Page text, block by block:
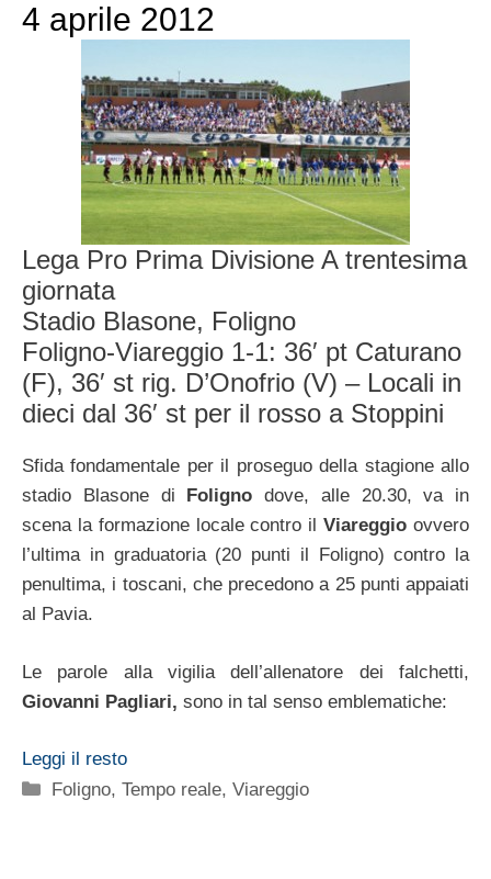
4 aprile 2012
Lega Pro Prima Divisione A trentesima
giornata
Stadio Blasone, Foligno
Foligno-Viareggio 1-1: 36′ pt Caturano
(F), 36′ st rig. D’Onofrio (V) – Locali in
dieci dal 36′ st per il rosso a Stoppini
Sfida fondamentale per il proseguo della stagione allo
stadio Blasone di Foligno dove, alle 20.30, va in
scena la formazione locale contro ilViareggio ovvero
l’ultima in graduatoria (20 punti il Foligno) contro la
penultima, i toscani, che precedono a 25 punti appaiati
al Pavia.
Le parole alla vigilia dell’allenatore dei falchetti,
Giovanni Pagliari, sono in tal senso emblematiche:
Leggi il resto
Categorie
Foligno,Tempo reale,Viareggio